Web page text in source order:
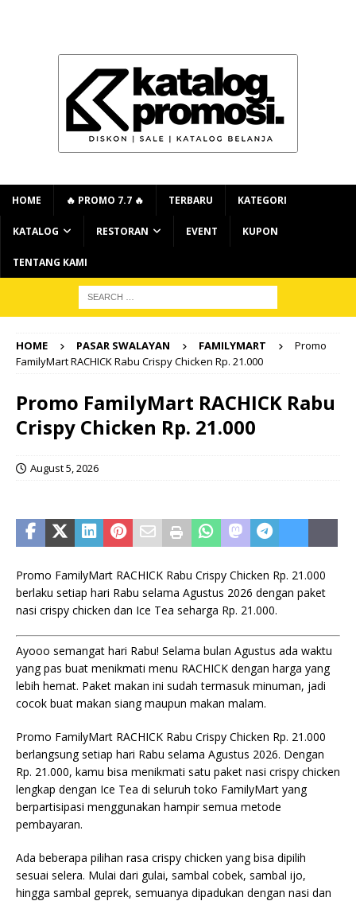
HOME 🔥 PROMO 7.7 🔥 TERBARU KATEGORI
KATALOG RESTORAN EVENT KUPON
TENTANG KAMI
HOME PASAR SWALAYAN FAMILYMART
Promo
FamilyMart RACHICK Rabu Crispy Chicken Rp. 21.000
Promo FamilyMart RACHICK Rabu
Crispy Chicken Rp. 21.000
August 5, 2026
Promo FamilyMart RACHICK Rabu Crispy Chicken Rp. 21.000
berlaku setiap hari Rabu selama Agustus 2026 dengan paket
nasi crispy chicken dan Ice Tea seharga Rp. 21.000.
Ayooo semangat hari Rabu! Selama bulan Agustus ada waktu
yang pas buat menikmati menu RACHICK dengan harga yang
lebih hemat. Paket makan ini sudah termasuk minuman, jadi
cocok buat makan siang maupun makan malam.
Promo FamilyMart RACHICK Rabu Crispy Chicken Rp. 21.000
berlangsung setiap hari Rabu selama Agustus 2026. Dengan
Rp. 21.000, kamu bisa menikmati satu paket nasi crispy chicken
lengkap dengan Ice Tea di seluruh toko FamilyMart yang
berpartisipasi menggunakan hampir semua metode
pembayaran.
Ada beberapa pilihan rasa crispy chicken yang bisa dipilih
sesuai selera. Mulai dari gulai, sambal cobek, sambal ijo,
hingga sambal geprek, semuanya dipadukan dengan nasi dan